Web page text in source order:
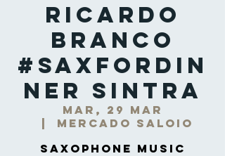
Ricardo
Branco
#SaxForDin
ner Sintra
mar, 29 mar
Mercado Saloio
Saxophone Music